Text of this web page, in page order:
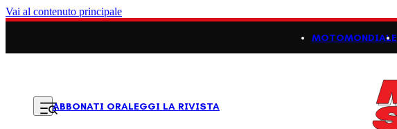
Vai al contenuto principale
MOTOMONDIALE
ABBONATI ORALEGGI LA RIVISTA